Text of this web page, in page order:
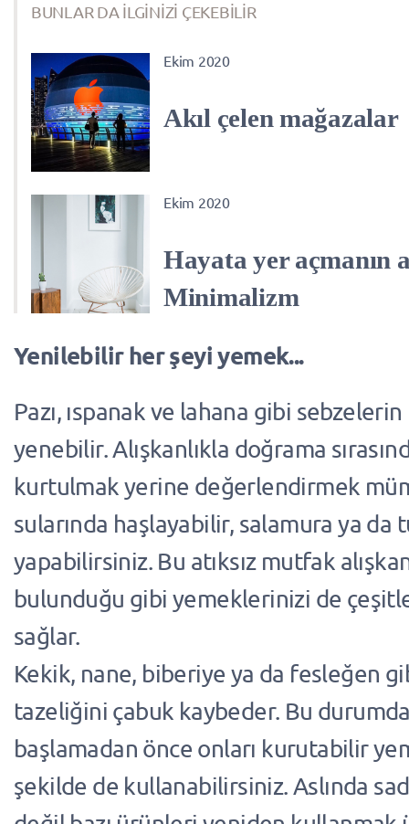
BUNLAR DA İLGİNİZİ ÇEKEBİLİR
Ekim 2020
Akıl çelen mağazalar
Ekim 2020
Hayata yer açmanın
Minimalizm
Yenilebilir her şeyi yemek...
Pazı, ıspanak ve lahana gibi
yenebilir. Alışkanlıkla doğrama
kurtulmak yerine değerlendirmek
sularında haşlayabilir, salamura ya da
yapabilirsiniz. Bu atıksız mutfak
bulunduğu gibi yemeklerinizi de
sağlar.
Kekik, nane, biberiye ya da fesleğen
tazeliğini çabuk kaybeder. Bu
başlamadan önce onları kurutabilir
şekilde de kullanabilirsiniz. Aslında